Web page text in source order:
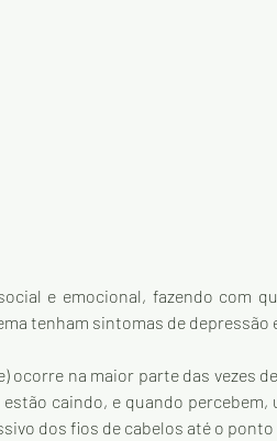
e emocional, fazendo com
tenham sintomas de depressão
ocorre na maior parte das vezes
caindo, e quando percebem,
dos fios de cabelos até o